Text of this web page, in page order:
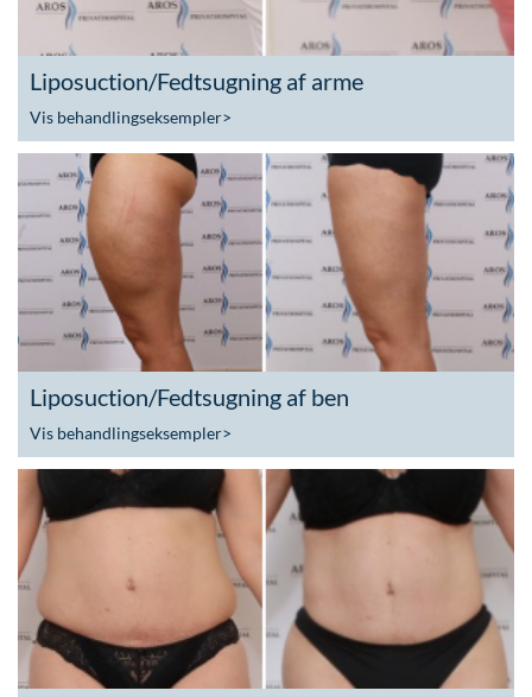
Liposuction/Fedtsugning af arme
Vis behandlingseksempler>
Liposuction/Fedtsugning af ben
Vis behandlingseksempler>